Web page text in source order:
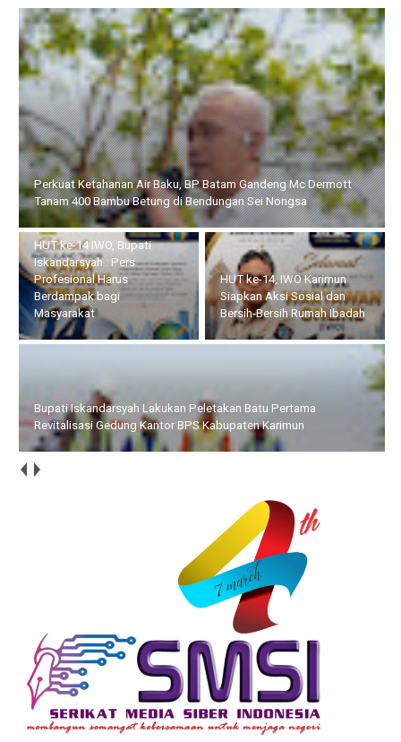
HUT ke-14 IWO, Bupati Iskandarsyah : Pers Profesional Harus
Berdampak bagi Masyarakat
HUT ke-14, IWO Karimun
Siapkan Aksi Sosial dan
Bersih-Bersih Rumah Ibadah
Bupati Iskandarsyah
Lakukan Peletakan Batu
Pertama Revitalisasi
Gedung Kantor BPS
Kabupaten Karimun
BP Batam Optimalkan Pelayanan Air Bersih, Masyarakat
Diimbau Gunakan Air Secara Bijak